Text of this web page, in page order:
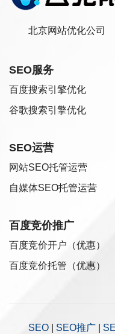
北京网站优化公司
SEO服务
百度搜索引擎优化
谷歌搜索引擎优化
SEO运营
网站SEO托管运营
自媒体SEO托管运营
百度竞价推广
百度竞价开户（优惠）
百度竞价托管（优惠）
SEO SEO推广